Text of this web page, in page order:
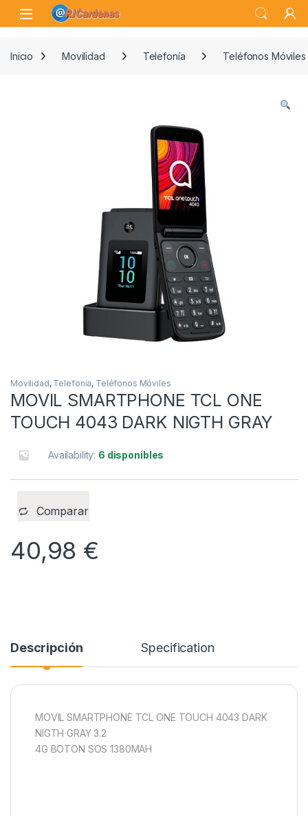
Skip to navigation
Skip to content
Open
Inicio Movilidad Telefonía Teléfonos Móviles
Movilidad, Telefonía, Teléfonos Móviles
MOVIL SMARTPHONE TCL ONE
TOUCH 4043 DARK NIGTH GRAY
Availability: 6 disponibles
Comparar
40,98 €
Descripción Specification
MOVIL SMARTPHONE TCL ONE TOUCH 4043 DARK
NIGTH GRAY 3.2
4G BOTON SOS 1380MAH